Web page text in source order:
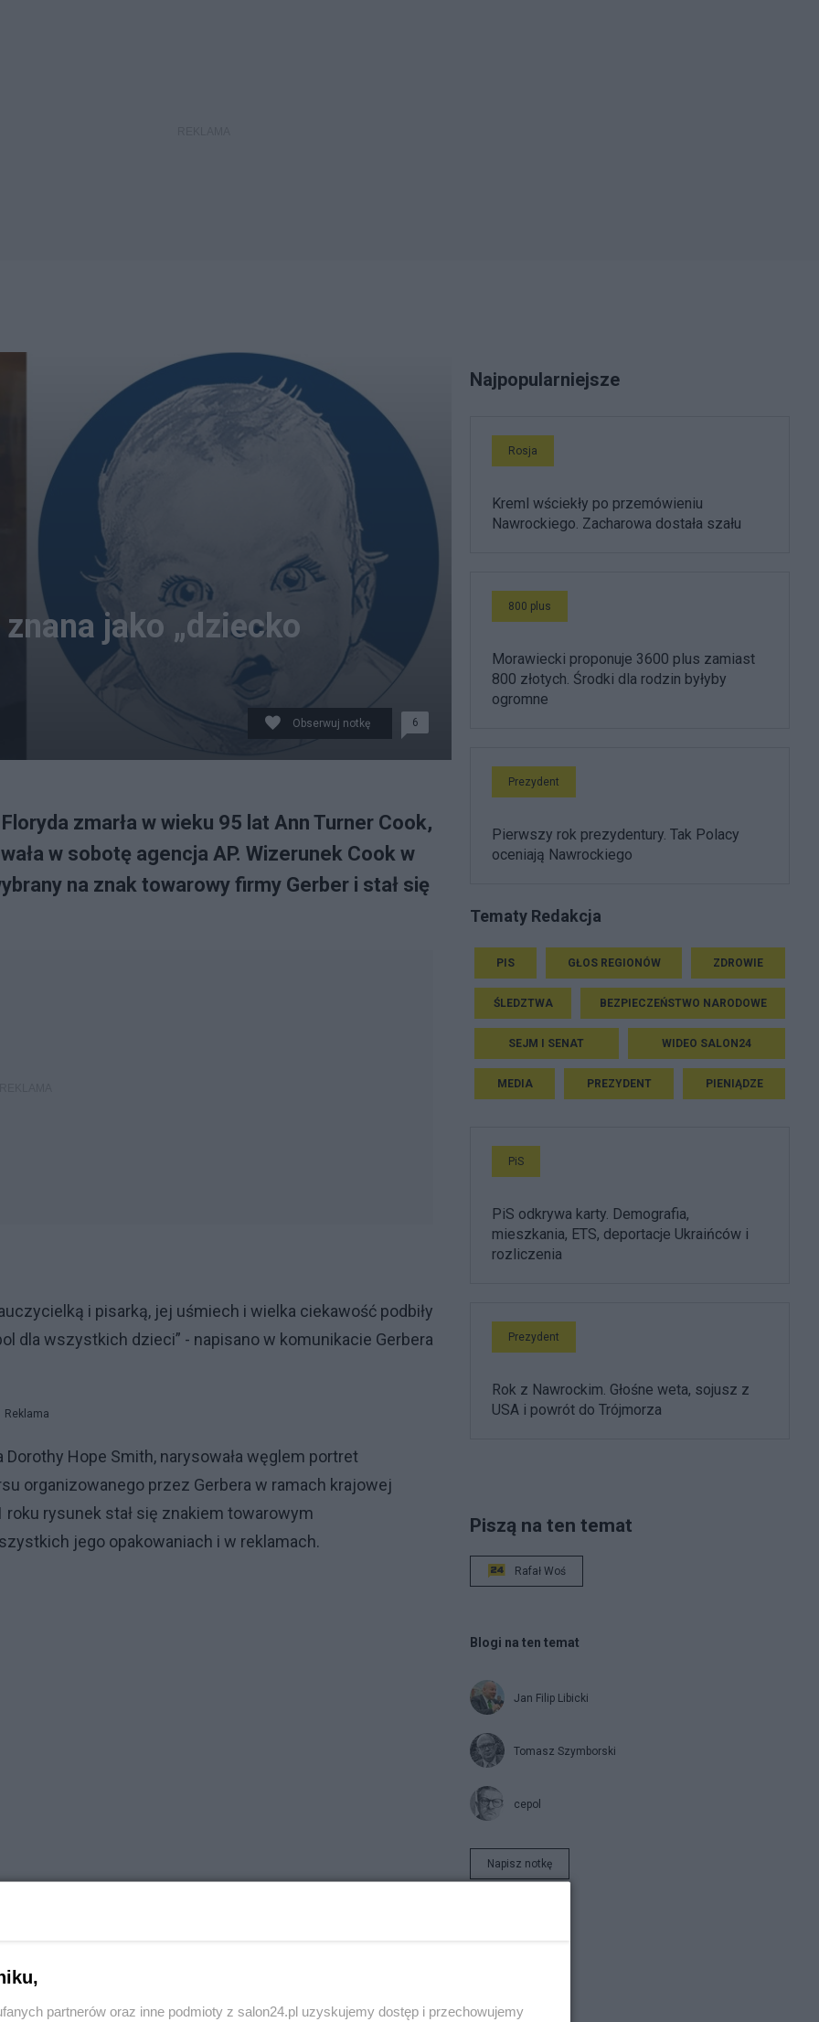
jako „dziecko
Obserwuj notkę 6
zmarła w wieku 95 lat Ann Turner Cook,
w sobotę agencja AP. Wizerunek Cook w
na znak towarowy firmy Gerber i stał się
i pisarką, jej uśmiech i wielka ciekawość podbiły
dla wszystkich dzieci” - napisano w komunikacie Gerbera
Reklama
Hope Smith, narysowała węglem portret
organizowanego przez Gerbera w ramach krajowej
rysunek stał się znakiem towarowym
jego opakowaniach i w reklamach.
Najpopularniejsze
Rosja
Kreml wściekły po przemówieniu
Nawrockiego. Zacharowa dostała szału
800 plus
Morawiecki proponuje 3600 plus zamiast
800 złotych. Środki dla rodzin byłyby
ogromne
Prezydent
Pierwszy rok prezydentury. Tak Polacy
oceniają Nawrockiego
Tematy Redakcja
PIS GŁOS REGIONÓW ZDROWIE
ŚLEDZTWA BEZPIECZEŃSTWO NARODOWE
SEJM I SENAT WIDEO SALON24
MEDIA PREZYDENT PIENIĄDZE
PiS
PiS odkrywa karty. Demografia,
mieszkania, ETS, deportacje Ukraińców i
rozliczenia
Prezydent
Rok z Nawrockim. Głośne weta, sojusz z
USA i powrót do Trójmorza
Piszą na ten temat
Rafał Woś
Blogi na ten temat
Jan Filip Libicki
Tomasz Szymborski
cepol
Napisz notkę
partnerów oraz inne podmioty z salon24.pl uzyskujemy dostęp i przechowujemy